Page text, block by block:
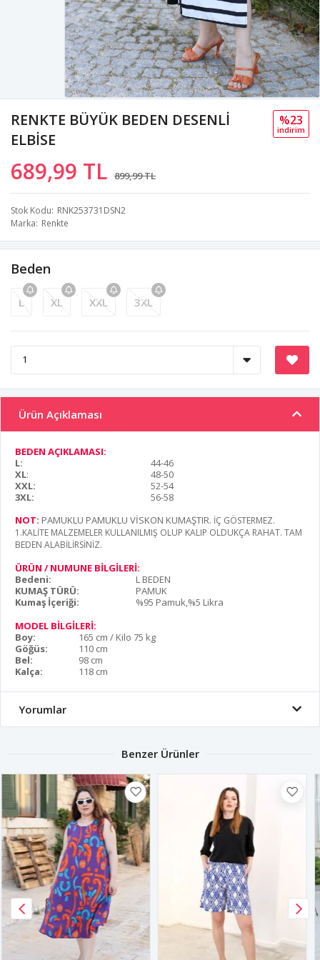
RENKTE BÜYÜK BEDEN DESENLİ
ELBİSE
689,99 TL 899,99 TL
%23
i̇ndi̇ri̇m
Stok Kodu RNK253731DSN2
Marka Renkte
Beden
L XL XXL 3XL
Ürün Açıklaması
BEDEN AÇIKLAMASI:
L:
44-46
XL:
48-50
XXL:
52-54
3XL:
56-58
NOT: PAMUKLU PAMUKLU VİSKON KUMAŞTIR. İÇ GÖSTERMEZ.
1.KALİTE MALZEMELER KULLANILMIŞ OLUP KALIP OLDUKÇA RAHAT. TAM
BEDEN ALABİLİRSİNİZ.
ÜRÜN / NUMUNE BİLGİLERİ:
Bedeni:
L BEDEN
KUMAŞ TÜRÜ:
PAMUK
Kumaş İçeriği:
%95 Pamuk,%5 Likra
MODEL BİLGİLERİ:
Boy:
165 cm / Kilo 75 kg
Göğüs:
110 cm
Bel:
98 cm
Kalça:
118 cm
Yorumlar
Benzer Ürünler